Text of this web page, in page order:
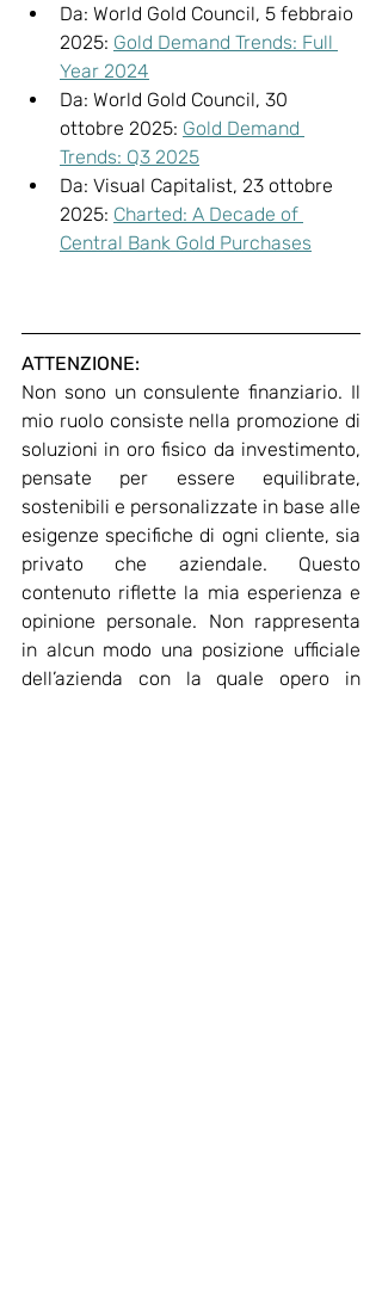
Da: World Gold Council, 5 febbraio
2025: Gold Demand Trends: Full
Year 2024
Da: World Gold Council, 30
ottobre 2025: Gold Demand
Trends: Q3 2025
Da: Visual Capitalist, 23 ottobre
2025: Charted: A Decade of
Central Bank Gold Purchases
ATTENZIONE:
Non sono un consulente finanziario. Il
mio ruolo consiste nella promozione di
soluzioni in oro fisico da investimento,
pensate per essere equilibrate,
sostenibili e personalizzate in base alle
esigenze specifiche di ogni cliente, sia
privato che aziendale. Questo
contenuto riflette la mia esperienza e
opinione personale. Non rappresenta
in alcun modo una posizione ufficiale
dell’azienda con la quale opero in